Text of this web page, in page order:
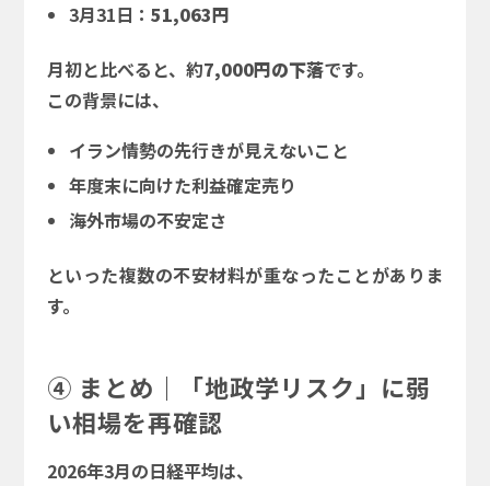
3月31日： 51,063円
月初と比べると、約7,000円の下落です。
この背景には、
イラン情勢の先行きが見えないこと
年度末に向けた利益確定売り
海外市場の不安定さ
といった複数の不安材料が重なったことがありま
す。
④ まとめ｜「地政学リスク」に弱
い相場を再確認
2026年3月の日経平均は、